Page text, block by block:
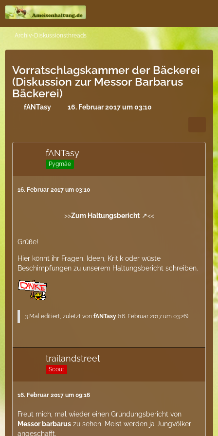
Archiv-Diskussionsthreads
Vorratschlagskammer der Bäckerei
(Diskussion zur Messor Barbarus
Bäckerei)
fANTasy 16. Februar 2017 um 03:10
fANTasy
Pygmäe
16. Februar 2017 um 03:10
>>Zum Haltungsbericht <<
Grüße!
Hier könnt ihr Fragen, Ideen, Kritik oder wüste
Beschimpfungen zu unserem Haltungsbericht schreiben.
3 Mal editiert, zuletzt von fANTasy (16. Februar 2017 um 03:26)
trailandstreet
Scout
16. Februar 2017 um 09:16
Freut mich, mal wieder einen Gründungsbericht von
Messor barbarus zu sehen. Meist werden ja Jungvölker
angeschafft.